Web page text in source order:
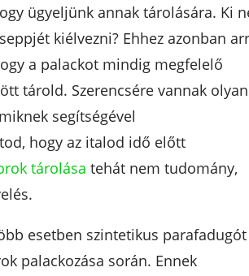
ügyeljünk annak tárolására. Ki
kiélvezni? Ehhez azonban
a palackot mindig megfelelő
tárold. Szerencsére vannak olyan
segítségével
hogy az italod idő előtt
tárolása tehát nem tudomány,
esetben szintetikus parafadugót
palackozása során. Ennek